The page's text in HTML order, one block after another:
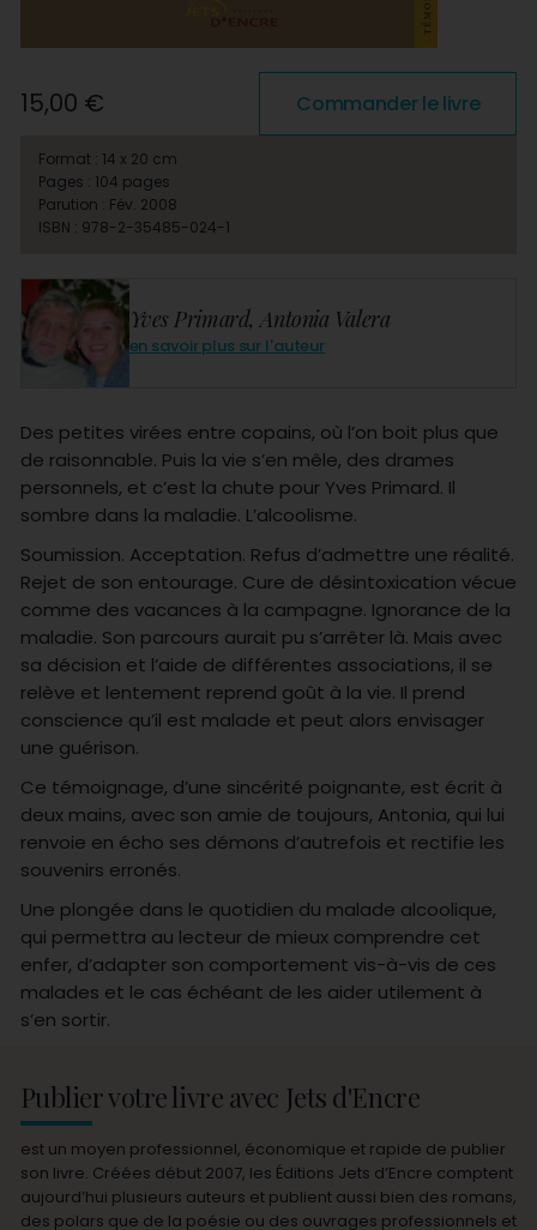
Yves Primard, Antonia Valera
en savoir plus sur l'auteur
Des petites virées entre copains, où l’on boit plus que
de raisonnable. Puis la vie s’en mêle, des drames
personnels, et c’est la chute pour Yves Primard. Il
sombre dans la maladie. L’alcoolisme.
Soumission. Acceptation. Refus d’admettre une réalité.
Rejet de son entourage. Cure de désintoxication vécue
comme des vacances à la campagne. Ignorance de la
maladie. Son parcours aurait pu s’arrêter là. Mais avec
sa décision et l’aide de différentes associations, il se
relève et lentement reprend goût à la vie. Il prend
conscience qu’il est malade et peut alors envisager
une guérison.
Ce témoignage, d’une sincérité poignante, est écrit à
deux mains, avec son amie de toujours, Antonia, qui lui
renvoie en écho ses démons d’autrefois et rectifie les
souvenirs erronés.
Une plongée dans le quotidien du malade alcoolique,
qui permettra au lecteur de mieux comprendre cet
enfer, d’adapter son comportement vis-à-vis de ces
malades et le cas échéant de les aider utilement à
s’en sortir.
15,00 € Commander le livre
Format : 14 x 20 cm
Pages : 104 pages
Parution : Fév. 2008
ISBN : 978-2-35485-024-1
Publier votre livre avec Jets d'Encre
est un moyen professionnel, économique et rapide de publier
son livre. Créées début 2007, les Éditions Jets d’Encre comptent
aujourd’hui plusieurs auteurs et publient aussi bien des romans,
des polars que de la poésie ou des ouvrages professionnels et